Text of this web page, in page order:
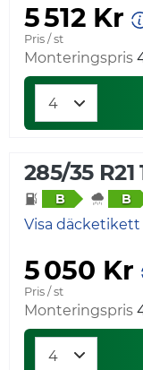
5 512 Kr
Pris / st
Monteringspris
285/35 R21
B B
Visa däcketikett
5 050 Kr
Pris / st
Monteringspris